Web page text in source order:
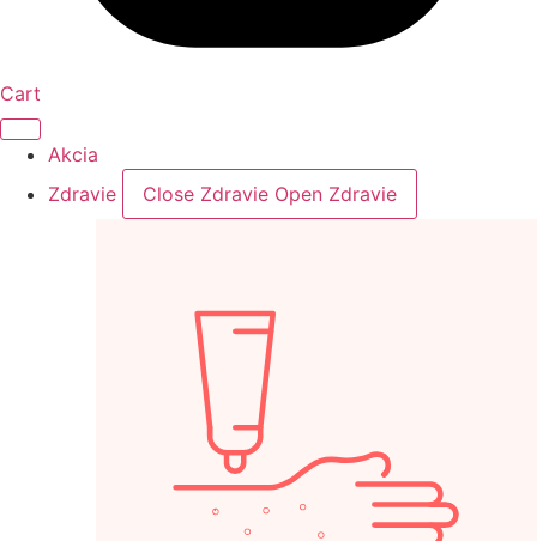
Cart
Akcia
Zdravie
Close Zdravie Open Zdravie